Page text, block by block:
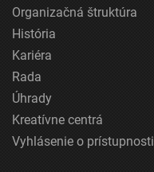
Organizačná štruktúra
História
Kariéra
Rada
Úhrady
Kreatívne centrá
Vyhlásenie o prístupnosti